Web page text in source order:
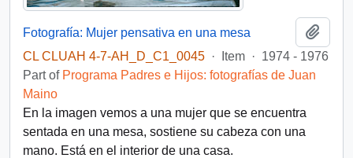
Fotografía: Mujer pensativa en una mesa
CL CLUAH 4-7-AH_D_C1_0045 · Item · 1974 - 1976
Part of Programa Padres e Hijos: fotografías de Juan
Maino
En la imagen vemos a una mujer que se encuentra
sentada en una mesa, sostiene su cabeza con una
mano. Está en el interior de una casa.